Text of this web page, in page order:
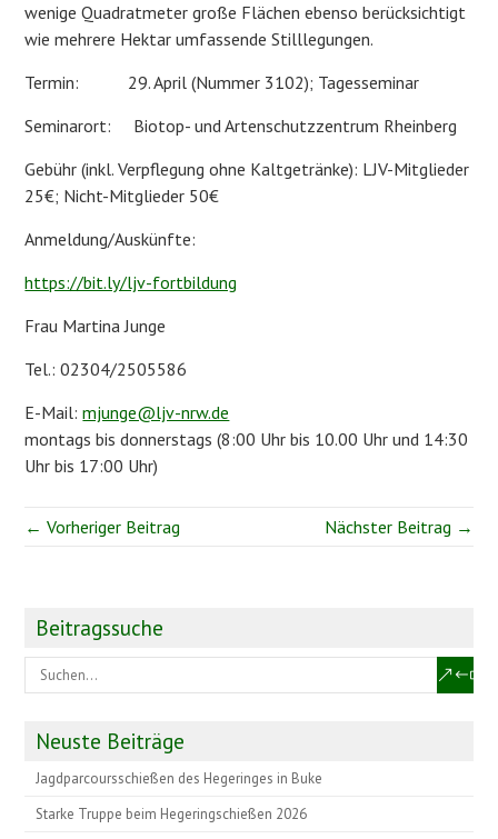
wenige Quadratmeter große Flächen ebenso berücksichtigt
wie mehrere Hektar umfassende Stilllegungen.
Termin: 29. April (Nummer 3102); Tagesseminar
Seminarort: Biotop- und Artenschutzzentrum Rheinberg
Gebühr (inkl. Verpflegung ohne Kaltgetränke): LJV-Mitglieder
25€; Nicht-Mitglieder 50€
Anmeldung/Auskünfte:
https://bit.ly/ljv-fortbildung
Frau Martina Junge
Tel.: 02304/2505586
E-Mail:mjunge@ljv-nrw.de
montags bis donnerstags (8:00 Uhr bis 10.00 Uhr und 14:30
Uhr bis 17:00 Uhr)
← Vorheriger Beitrag Nächster Beitrag →
Beitragssuche
Neuste Beiträge
Jagdparcoursschießen des Hegeringes in Buke
Starke Truppe beim Hegeringschießen 2026